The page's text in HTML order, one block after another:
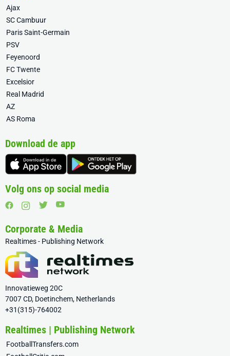
Ajax
SC Cambuur
Paris Saint-Germain
PSV
Feyenoord
FC Twente
Excelsior
Real Madrid
AZ
AS Roma
Download de app
Volg ons op social media
Corporate & Media
Realtimes - Publishing Network
Innovatieweg 20C
7007 CD, Doetinchem, Netherlands
+31(315)-764002
Realtimes | Publishing Network
FootballTransfers.com